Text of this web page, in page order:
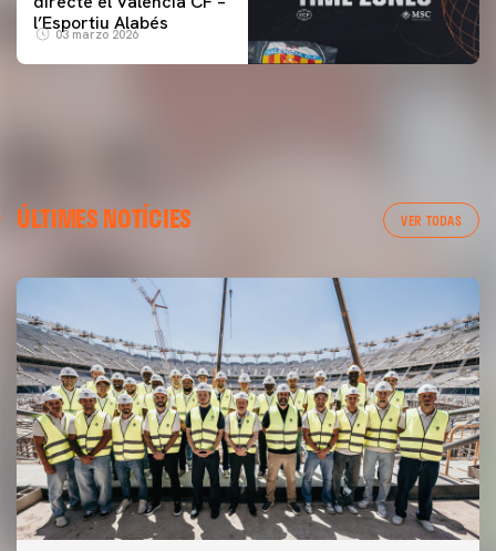
l’Esportiu Alabés
03 marzo 2026
ÚLTIMES NOTÍCIES VER TODAS